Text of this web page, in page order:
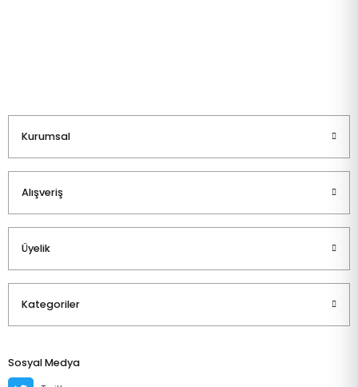
Kurumsal
Alışveriş
Üyelik
Kategoriler
Sosyal Medya